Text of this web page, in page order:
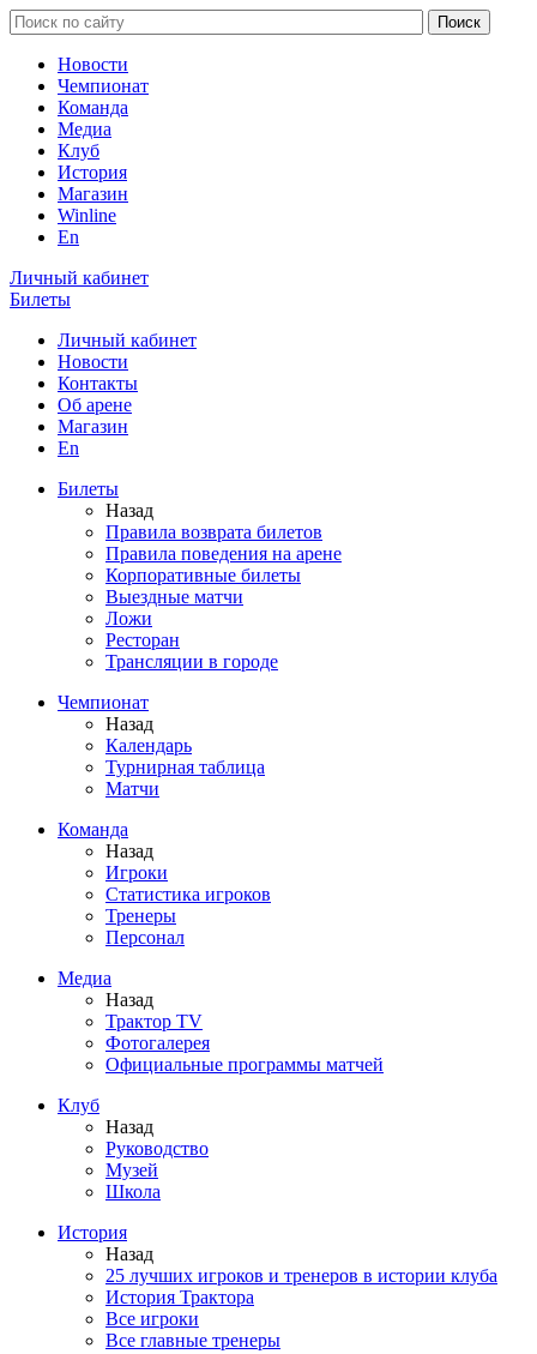
Новости
Чемпионат
Команда
Медиа
Клуб
История
Магазин
Winline
En
Личный кабинет
Билеты
Личный кабинет
Новости
Контакты
Об арене
Магазин
En
Билеты
Назад
Правила возврата билетов
Правила поведения на арене
Корпоративные билеты
Выездные матчи
Ложи
Ресторан
Трансляции в городе
Чемпионат
Назад
Календарь
Турнирная таблица
Матчи
Команда
Назад
Игроки
Статистика игроков
Тренеры
Персонал
Медиа
Назад
Трактор TV
Фотогалерея
Официальные программы матчей
Клуб
Назад
Руководство
Музей
Школа
История
Назад
25 лучших игроков и тренеров в истории клуба
История Трактора
Все игроки
Все главные тренеры